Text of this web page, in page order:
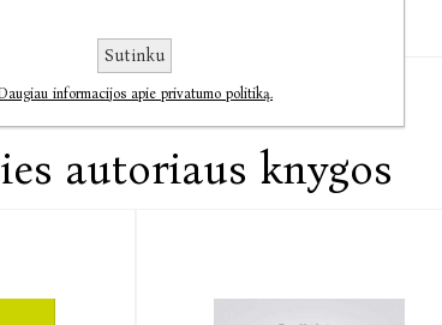
autoriaus knygos
Sutinku
informacijos apie privatumo politiką.